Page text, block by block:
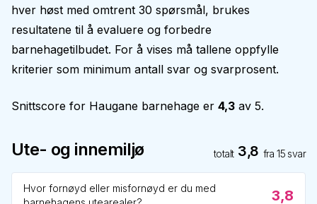
hver høst med omtrent 30 spørsmål, brukes
resultatene til å evaluere og forbedre
barnehagetilbudet. For å vises må tallene oppfylle
kriterier som minimum antall svar og svarprosent.
Snittscore for Haugane barnehage er 4,3 av 5.
Ute- og innemiljø totalt 3,8 fra15 svar
Hvor fornøyd eller misfornøyd er du med
3,8